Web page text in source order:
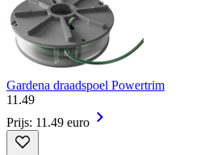
Gardena draadspoel Powertrim
11 .49
Prijs: 11.49 euro